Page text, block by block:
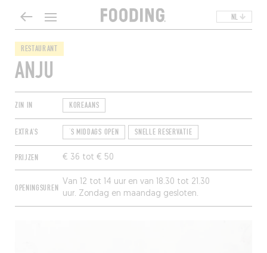
NL
RESTAURANT
ANJU
ZIN IN KOREAANS
EXTRA'S ‘S MIDDAGS OPEN SNELLE RESERVATIE
PRIJZEN € 36 tot € 50
OPENINGSUREN
Van 12 tot 14 uur en van 18.30 tot 21.30
uur. Zondag en maandag gesloten.